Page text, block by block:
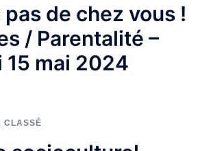
de chez vous !
/ Parentalité –
15 mai 2024
CLASSÉ